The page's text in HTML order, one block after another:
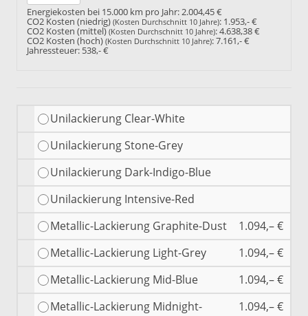
Energiekosten bei 15.000 km pro Jahr:2.004,45 €
CO2 Kosten (niedrig) (Kosten Durchschnitt 10 Jahre): 1.953,- €
CO2 Kosten (mittel) (Kosten Durchschnitt 10 Jahre):4.638,38 €
CO2 Kosten (hoch) (Kosten Durchschnitt 10 Jahre):7.161,- €
Jahressteuer: 538,- €
Unilackierung Clear-White
Unilackierung Stone-Grey
Unilackierung Dark-Indigo-Blue
Unilackierung Intensive-Red
Metallic-Lackierung Graphite-Dust
1.094,– €
Metallic-Lackierung Light-Grey
1.094,– €
Metallic-Lackierung Mid-Blue
1.094,– €
Metallic-Lackierung Midnight-
1.094,– €